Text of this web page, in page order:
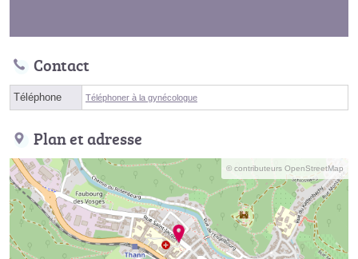
Contact
Téléphone Téléphoner à la gynécologue
Plan et adresse
© contributeurs OpenStreetMap